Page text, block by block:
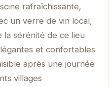
rafraîchissante,
un verre de vin local,
sérénité de ce lieu
et confortables
après une journée
villages